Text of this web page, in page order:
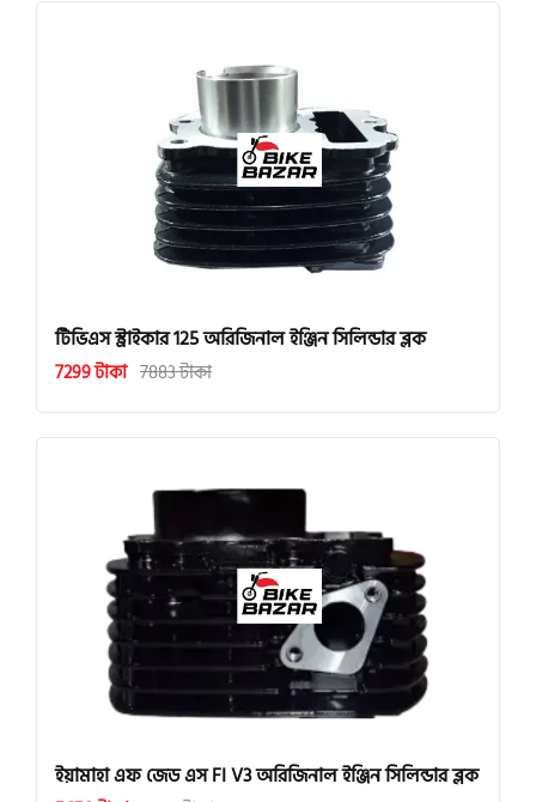
টিভিএস স্ট্রাইকার 125 অরিজিনাল ইঞ্জিন সিলিন্ডার ব্লক
7299 টাকা 7883 টাকা
ইয়ামাহা এফ জেড এস FI V3 অরিজিনাল ইঞ্জিন সিলিন্ডার ব্লক